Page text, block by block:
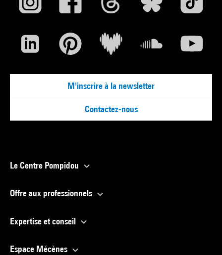
M'inscrire à la newsletter
Contactez-nous
Le Centre Pompidou
Offre aux professionnels
Expertise et conseil
Espace Mécènes